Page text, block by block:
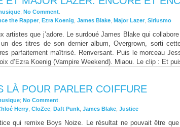
; No Comment
the Rapper Ezra Koenig James Blake Major Lazer Siriusmo
artistes que j’adore. Le surdoué James Blake qui
des titres de son dernier album, Overgrown, sorti
parfaitement maîtrisé. Renversant. Puis le morceau
d’Ezra Koenig (Vampire Weekend). Miaou. Le clip : Et
LÀ POUR PARLER COIFFURE
; No Comment
Herry CloZee Daft Punk James Blake Justice
qui remixe Boys Noize. Le résultat ne pouvait être